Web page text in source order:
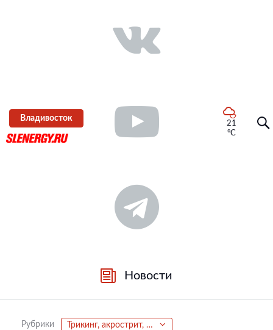
Владивосток
21
°C
Новости
Рубрики Трикинг, акрострит, паркур, фриран